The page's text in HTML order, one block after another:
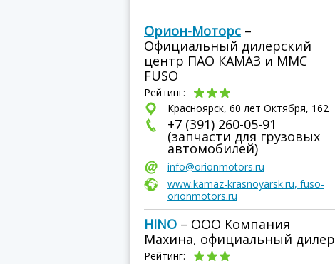
Орион-Моторс –
Официальный дилерский
центр ПАО КАМАЗ и ММС
FUSO
Рейтинг:
Красноярск, 60 лет Октября, 162
+7 (391) 260-05-91
(запчасти для грузовых
автомобилей)
info@orionmotors.ru
www.kamaz-krasnoyarsk.ru, fuso-
orionmotors.ru
HINO – ООО Компания
Махина, официальный дилер
Рейтинг: